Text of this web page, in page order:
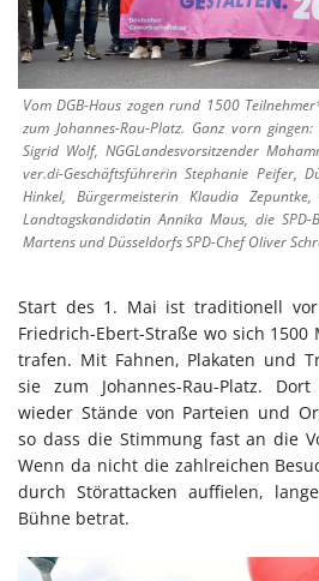
Vom DGB-Haus zogen rund 1500
zum Johannes-Rau-Platz. Ganz vorn
Sigrid Wolf, NGGLandesvorsitzender
ver.di-Geschäftsführerin Stephanie Peifer,
Hinkel, Bürgermeisterin Klaudia
Landtagskandidatin Annika Maus, die SPD-
Martens und Düsseldorfs SPD-Chef Oliver
Start des 1. Mai ist traditionell
Friedrich-Ebert-Straße wo sich
trafen. Mit Fahnen, Plakaten und
sie zum Johannes-Rau-Platz.
wieder Stände von Parteien und
so dass die Stimmung fast an die
Wenn da nicht die zahlreichen
durch Störattacken auffielen,
Bühne betrat.